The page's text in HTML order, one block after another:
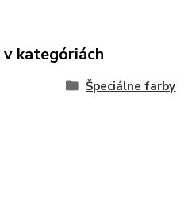
kategóriách
Špeciálne farby